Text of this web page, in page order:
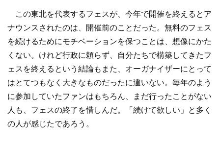
この東北を代表するフェスが、今年で開催を終えるとア
ナウンスされたのは、開催前のことだった。無料のフェス
を続けるためにモチベーションを保つことは、想像にかた
くない。けれど行政に頼らず、自分たちで構築してきたフ
ェスを終えるという結論もまた、オーガナイザーにとって
はとてつもなく大きなものだったに違いない。毎年のよう
に参加していたファンはもちろん、まだ行ったことがない
人も、フェスの終了を惜しんだ。「続けて欲しい」と多く
の人が感じたであろう。